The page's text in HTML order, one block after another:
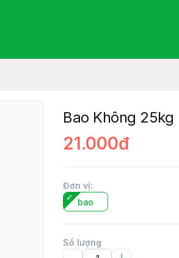
Bao Không 25kg
21.000đ
Đơn vị:
bao
Số lượng